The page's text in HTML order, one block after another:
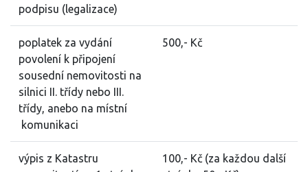
podpisu (legalizace)
poplatek za vydání
povolení k připojení
sousední nemovitosti na
silnici II. třídy nebo III.
třídy, anebo na místní
komunikaci
500,- Kč
výpis z Katastru
100,- Kč (za každou další